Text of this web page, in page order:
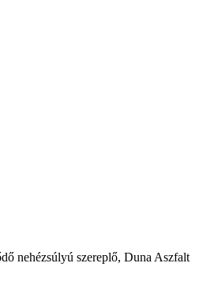
nehézsúlyú szereplő, Duna Aszfalt